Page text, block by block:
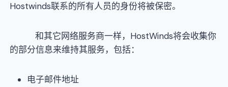
Hostwinds联系的所有人员的身份将被保密。
和其它网络服务商一样，HostWinds将会收集你
的部分信息来维持其服务，包括：
电子邮件地址